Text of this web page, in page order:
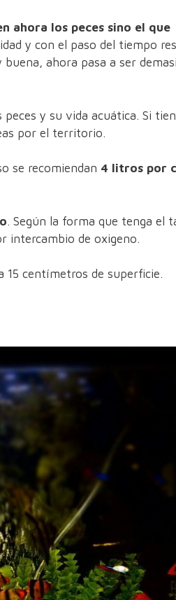
ahora los peces sino el que
y con el paso del tiempo
ahora pasa a ser
y su vida acuática. Si
por el territorio.
se recomiendan 4 litros por
. Según la forma que tenga el
intercambio de oxigeno.
15 centímetros de superficie.